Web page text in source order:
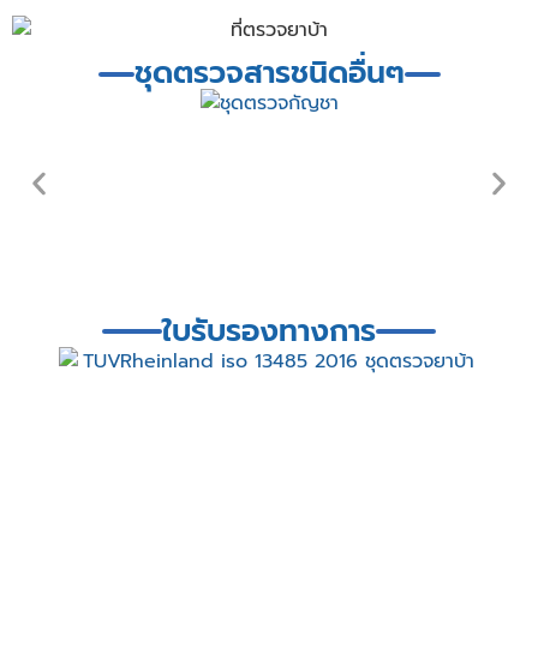
ชุดตรวจสารชนิดอื่นๆ
ใบรับรองทางการ